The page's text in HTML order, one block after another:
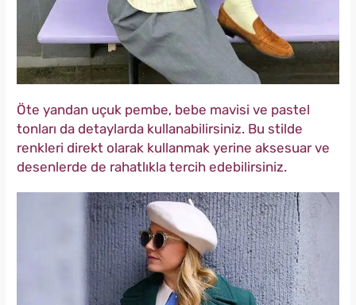
Öte yandan uçuk pembe, bebe mavisi ve pastel
tonları da detaylarda kullanabilirsiniz. Bu stilde
renkleri direkt olarak kullanmak yerine aksesuar ve
desenlerde de rahatlıkla tercih edebilirsiniz.